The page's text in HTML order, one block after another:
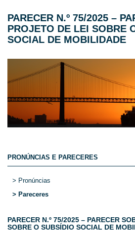
PARECER N.º 75/2025 –
PROJETO DE LEI SOBRE
SOCIAL DE MOBILIDADE
PRONÚNCIAS E PARECERES
> Pronúncias
> Pareceres
PARECER N.º 75/2025 – PARECER
SOBRE O SUBSÍDIO SOCIAL DE